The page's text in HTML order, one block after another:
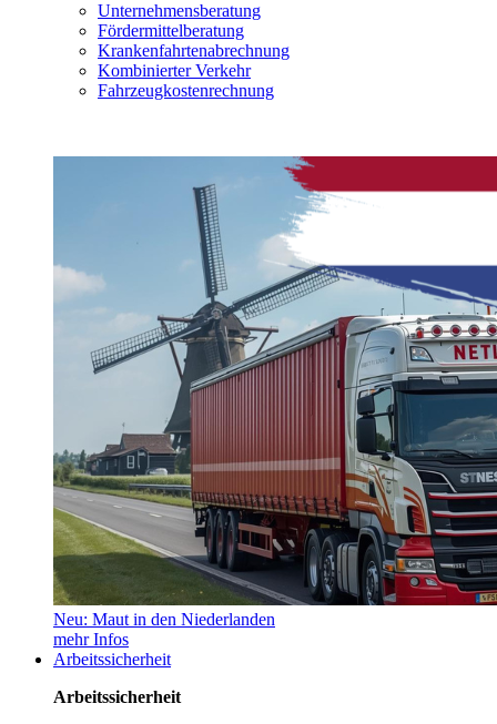
Unternehmensberatung
Fördermittelberatung
Krankenfahrtenabrechnung
Kombinierter Verkehr
Fahrzeugkostenrechnung
Neu: Maut in den Niederlanden
mehr Infos
Arbeitssicherheit
Arbeitssicherheit